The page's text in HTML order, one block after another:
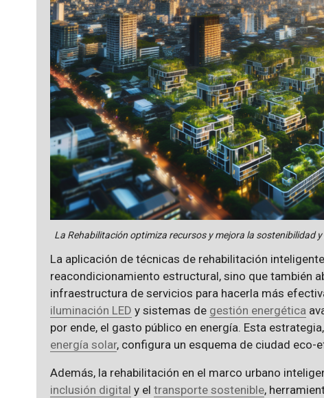
La Rehabilitación optimiza recursos y mejora la sostenibilidad
La aplicación de técnicas de rehabilitación
reacondicionamiento estructural, sino que también
infraestructura de servicios para hacerla más
iluminación LED y sistemas de gestión energética
por ende, el gasto público en energía. Esta
energía solar, configura un esquema de ciudad eco-
Además, la rehabilitación en el marco urbano
inclusión digital y el transporte sostenible,